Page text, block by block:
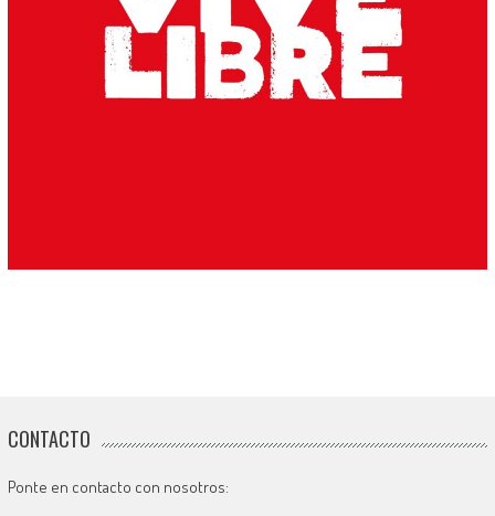
CONTACTO
Ponte en contacto con nosotros: